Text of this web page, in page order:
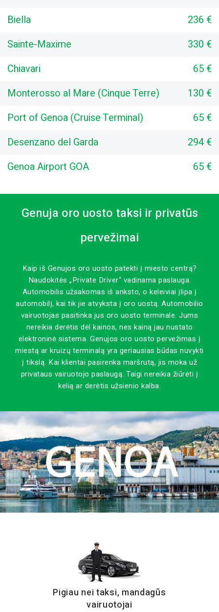
Biella
236 €
Sainte-Maxime
330 €
Chiavari
65 €
Monterosso al Mare (Cinque Terre)
130 €
Port of Genoa (Cruise Terminal)
65 €
Desenzano del Garda
294 €
Genoa Airport GOA
65 €
Genuja oro uosto taksi ir privatūs
pervežimai
Kaip iš Genujos oro uosto patekti į miesto centrą?
Naudokitės „Private Driver“ vadinama paslauga.
Automobilis užsakomas iš anksto, o keleiviai įlipa į
automobilį, kai tik jie atvyksta į oro uostą. Automobilio
vairuotojas pasitinka jus oro uosto terminale. Jums
nereikia derėtis dėl kainos, nes kainą jau nustato
elektroninė sistema. Genujos oro uosto pervežimas į
miestą ar kruizų terminalą yra geriausias būdas nuvykti
į tikslą. Kai klientai pasirenka maršrutą, jis moka už
privataus vairuotojo paslaugą. Taigi nereikia žiūrėti į
kelią ar derėtis užsienio kalba.
Pigiau nei taksi, mandagūs
vairuotojai